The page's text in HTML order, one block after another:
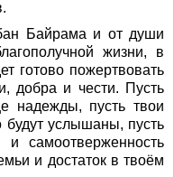
Байрама и от души
жизни, в
готово пожертвовать
добра и чести. Пусть
надежды, пусть твои
услышаны, пусть
самоотверженность
и достаток в твоём